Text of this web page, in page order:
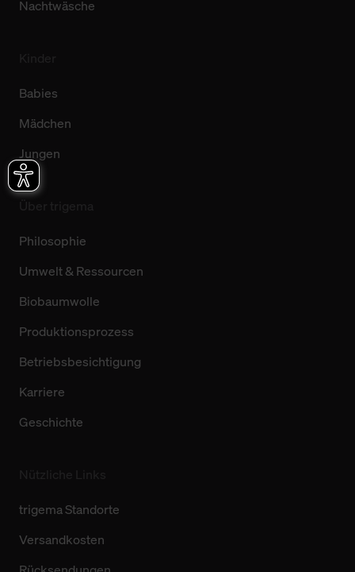
Nachtwäsche
Babies
Mädchen
Jungen
Philosophie
Umwelt & Ressourcen
Biobaumwolle
Produktionsprozess
Betriebsbesichtigung
Karriere
Geschichte
trigema Standorte
Versandkosten